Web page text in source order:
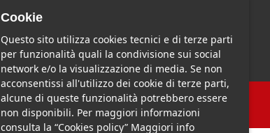
Taxi Limousine Service
Milano Transfer
Cookie
Questo sito utilizza cookies tecnici e di terze parti
per funzionalità quali la condivisione sui social
network e/o la visualizzazione di media. Se non
acconsentissi all'utilizzo dei cookie di terze parti,
alcune di queste funzionalità potrebbero essere
non disponibili. Per maggiori informazioni
consulta la “Cookies policy” Maggiori info